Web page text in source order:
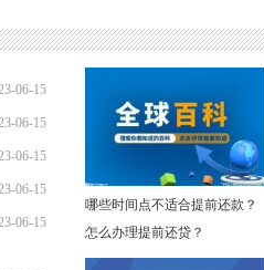
06-15
10:19:52
06-15
09:47:46
06-15
10:02:10
06-15
09:40:35
06-15
哪些时间点不适合提前还款？
怎么办理提前还贷？